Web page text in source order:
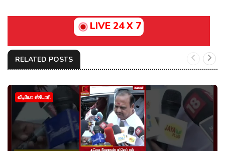
LIVE 24 X 7
RELATED POSTS
வீடியோ ஸ்டோரி